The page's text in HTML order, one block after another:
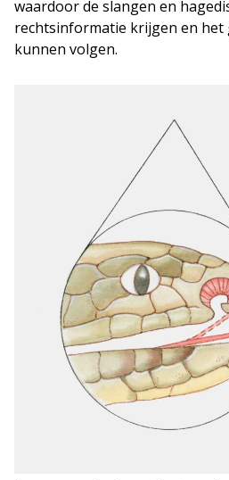
waardoor de slangen en
rechtsinformatie krijgen en
kunnen volgen.